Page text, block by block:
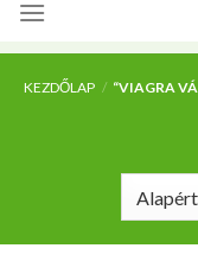
KEZDŐLAP / “VIAGRA